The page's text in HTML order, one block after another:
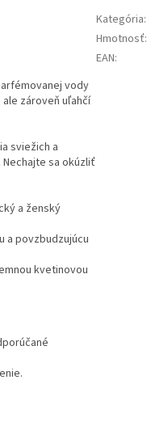
vody
ale zároveň uľahčí
sviežich a
Nechajte sa okúzliť
a ženský
a povzbudzujúcu
kvetinovou
Kategória:
Hmotnosť:
EAN: